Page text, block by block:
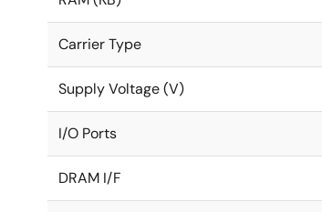
Carrier Type
Supply Voltage (V)
I/O Ports
DRAM I/F